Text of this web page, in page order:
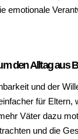
emotionale
den Alltag aus
und der
für
Väter dazu
und die